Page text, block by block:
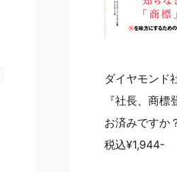
ダイヤモンド
『社長、商標
お済みですか
税込¥1,944-